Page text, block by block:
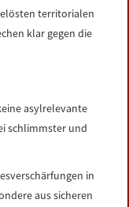
territorialen
klar gegen die
asylrelevante
schlimmster und
in
aus sicheren